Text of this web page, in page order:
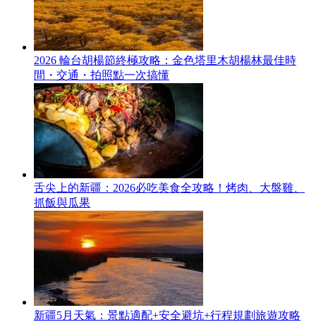
2026 輪台胡楊節終極攻略：金色塔里木胡楊林最佳時
間・交通・拍照點一次搞懂
舌尖上的新疆：2026必吃美食全攻略！烤肉、大盤雞、
抓飯與瓜果
新疆5月天氣：景點適配+安全避坑+行程規劃旅遊攻略